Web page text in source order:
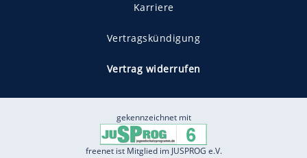
Karriere
Vertragskündigung
Vertrag widerrufen
gekennzeichnet mit
freenet ist Mitglied im JUSPROG e.V.